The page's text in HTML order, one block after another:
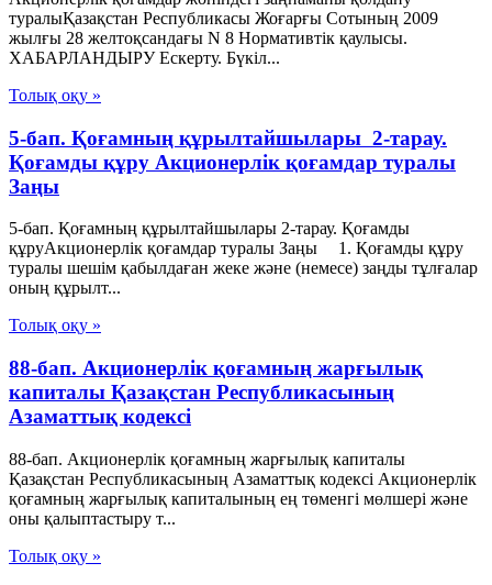
туралыҚазақстан Республикасы Жоғарғы Сотының 2009
жылғы 28 желтоқсандағы N 8 Нормативтік қаулысы.
ХАБАРЛАНДЫРУ Ескерту. Бүкіл...
Толық оқу »
5-бап. Қоғамның құрылтайшылары 2-тарау.
Қоғамды құру Акционерлік қоғамдар туралы
Заңы
5-бап. Қоғамның құрылтайшылары 2-тарау. Қоғамды
құруАкционерлік қоғамдар туралы Заңы 1. Қоғамды құру
туралы шешім қабылдаған жеке және (немесе) заңды тұлғалар
оның құрылт...
Толық оқу »
88-бап. Акционерлiк қоғамның жарғылық
капиталы Қазақстан Республикасының
Азаматтық кодексi
88-бап. Акционерлiк қоғамның жарғылық капиталы
Қазақстан Республикасының Азаматтық кодексi Акционерлiк
қоғамның жарғылық капиталының ең төменгi мөлшерi және
оны қалыптастыру т...
Толық оқу »